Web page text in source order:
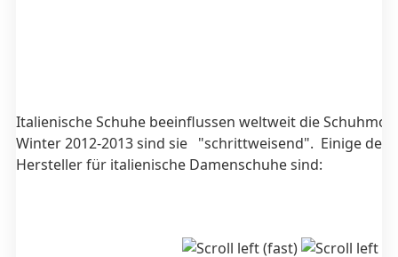
Italienische Schuhe beeinflussen weltweit die
Winter 2012-2013 sind sie "schrittweisend". Einige der
Hersteller für italienische Damenschuhe sind: